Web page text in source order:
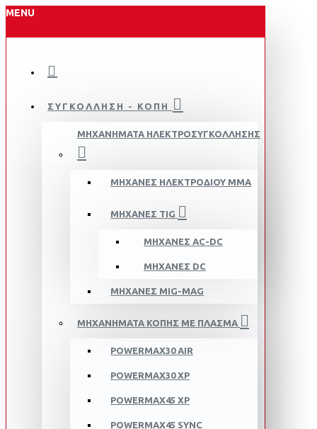
MENU
ΣΥΓΚΟΛΛΗΣΗ - ΚΟΠΗ
ΜΗΧΑΝΗΜΑΤΑ ΗΛΕΚΤΡΟΣΥΓΚΟΛΛΗΣΗΣ
ΜΗΧΑΝΈΣ ΗΛΕΚΤΡΟΔΊΟΥ MMA
ΜΗΧΑΝΈΣ TIG
ΜΗΧΑΝΈΣ AC-DC
ΜΗΧΑΝΈΣ DC
ΜΗΧΑΝΈΣ MIG-MAG
ΜΗΧΑΝΗΜΑΤΑ ΚΟΠΗΣ ΜΕ ΠΛΑΣΜA
POWERMAX30 AIR
POWERMAX30 XP
POWERMAX45 XP
POWERMAX45 SYNC